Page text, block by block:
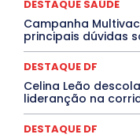
DESTAQUE SAÚDE
Campanha
principais dúvidas
DESTAQUE DF
Celina Leão
lideranção na
DESTAQUE DF